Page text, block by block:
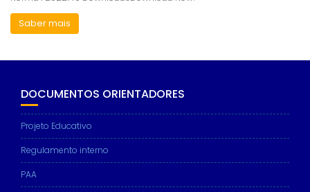
Saber mais
DOCUMENTOS ORIENTADORES
Projeto Educativo
Regulamento interno
PAA